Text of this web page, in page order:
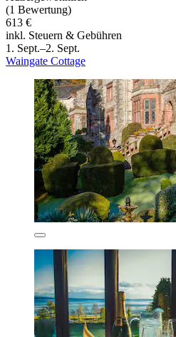
(1 Bewertung)
613 €
inkl. Steuern & Gebühren
1. Sept.–2. Sept.
Waingate Cottage